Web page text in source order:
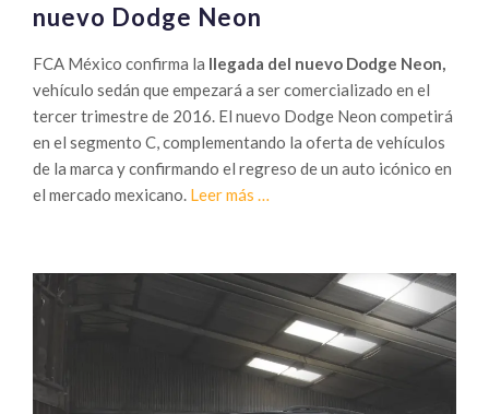
nuevo Dodge Neon
FCA México confirma la llegada del nuevo Dodge Neon,
vehículo sedán que empezará a ser comercializado en el
tercer trimestre de 2016. El nuevo Dodge Neon competirá
en el segmento C, complementando la oferta de vehículos
de la marca y confirmando el regreso de un auto icónico en
el mercado mexicano. Leer más
confirma
la
llegada
del
nuevo
Dodge
…